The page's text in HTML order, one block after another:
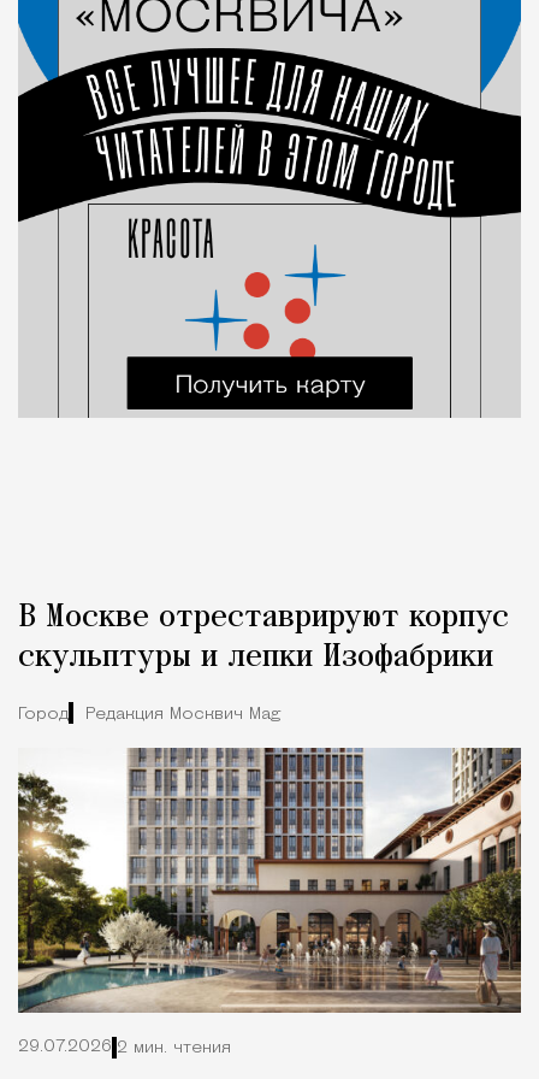
В Москве отреставрируют корпус
скульптуры и лепки Изофабрики
Город Редакция Москвич Mag
29.07.2026 2 мин. чтения